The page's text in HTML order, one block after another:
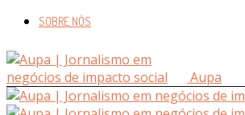
SOBRE NÓS
Aupa